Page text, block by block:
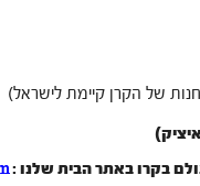
של הקרן קיימת לישראל)
בקרו באתר הבית שלנו :